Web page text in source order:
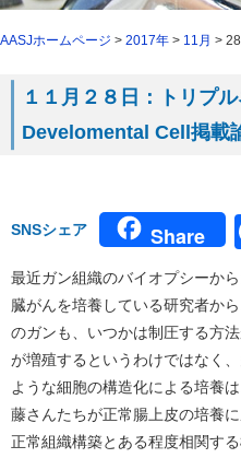
AASJホームページ > 2017年 > 11月 > 28
１１月２８日：トリプ
Develomental Cell掲載
SNSシェア Share
最近ガン組織のバイオプシーか
臓がんを培養している研究者か
のガンも、いつかは制圧する方
が増殖するというわけではなく
ような細胞の構造化による培養
藤さんたちが正常腸上皮の培養
正常組織構築とある程度相関す